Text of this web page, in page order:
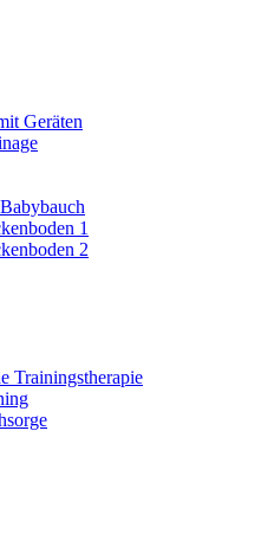
Geräten
1
2
Trainingstherapie